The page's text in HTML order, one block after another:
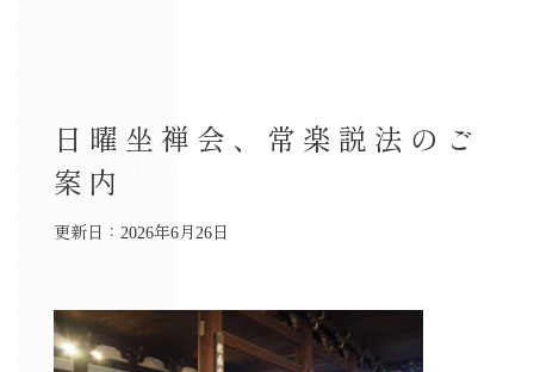
日曜坐禅会、常楽説法のご
案内
更新日：2026年6月26日